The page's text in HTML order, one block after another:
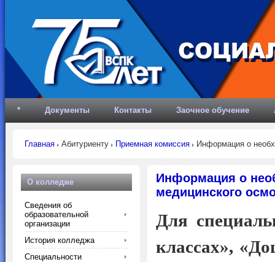
* Документы Контакты Заочное обучение
Главная Абитуриенту Приемная комиссия Информация о
Информация о
медицинского
Для
классах»,
О колледже
Сведения об
образовательной
организации
История колледжа
Специальности